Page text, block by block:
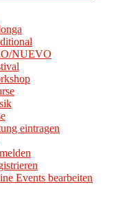
NUEVO
eintragen
Events bearbeiten